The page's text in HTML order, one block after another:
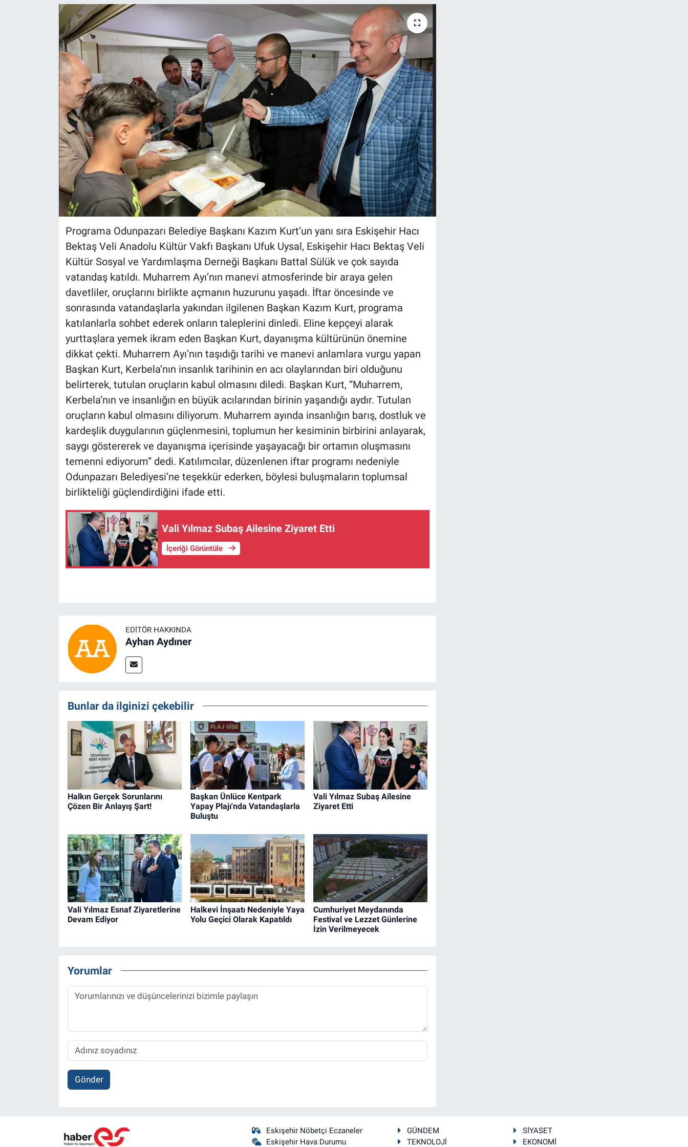
Programa Odunpazarı Belediye Başkanı Kazım Kurt’un yanı sıra Eskişehir Hacı
Bektaş Veli Anadolu Kültür Vakfı Başkanı Ufuk Uysal, Eskişehir Hacı Bektaş Veli
Kültür Sosyal ve Yardımlaşma Derneği Başkanı Battal Sülük ve çok sayıda
vatandaş katıldı. Muharrem Ayı’nın manevi atmosferinde bir araya gelen
davetliler, oruçlarını birlikte açmanın huzurunu yaşadı. İftar öncesinde ve
sonrasında vatandaşlarla yakından ilgilenen Başkan Kazım Kurt, programa
katılanlarla sohbet ederek onların taleplerini dinledi. Eline kepçeyi alarak
yurttaşlara yemek ikram eden Başkan Kurt, dayanışma kültürünün önemine
dikkat çekti. Muharrem Ayı’nın taşıdığı tarihi ve manevi anlamlara vurgu yapan
Başkan Kurt, Kerbela’nın insanlık tarihinin en acı olaylarından biri olduğunu
belirterek, tutulan oruçların kabul olmasını diledi. Başkan Kurt, “Muharrem,
Kerbela’nın ve insanlığın en büyük acılarından birinin yaşandığı aydır. Tutulan
oruçların kabul olmasını diliyorum. Muharrem ayında insanlığın barış, dostluk ve
kardeşlik duygularının güçlenmesini, toplumun her kesiminin birbirini anlayarak,
saygı göstererek ve dayanışma içerisinde yaşayacağı bir ortamın oluşmasını
temenni ediyorum” dedi. Katılımcılar, düzenlenen iftar programı nedeniyle
Odunpazarı Belediyesi’ne teşekkür ederken, böylesi buluşmaların toplumsal
birlikteliği güçlendirdiğini ifade etti.
Vali Yılmaz Subaş Ailesine Ziyaret Etti
İçeriği Görüntüle
EDITÖR HAKKINDA
Ayhan Aydıner
Bunlar da ilginizi çekebilir
Halkın Gerçek Sorunlarını
Çözen Bir Anlayış Şart!
Başkan Ünlüce Kentpark
Yapay Plajı'nda Vatandaşlarla
Buluştu
Vali Yılmaz Subaş Ailesine
Ziyaret Etti
Vali Yılmaz Esnaf Ziyaretlerine
Devam Ediyor
Halkevi İnşaatı Nedeniyle Yaya
Yolu Geçici Olarak Kapatıldı
Cumhuriyet Meydanında
Festival ve Lezzet Günlerine
İzin Verilmeyecek
Yorumlar
Gönder
Eskişehir Nöbetçi Eczaneler
Eskişehir Hava Durumu
GÜNDEM
SİYASET
TEKNOLOJİ
EKONOMİ